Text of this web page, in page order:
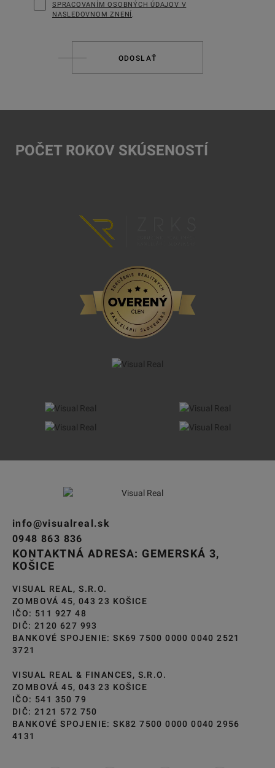
SPRACOVANÍM OSOBNÝCH ÚDAJOV V
NASLEDOVNOM ZNENÍ .
ODOSLAŤ
POČET ROKOV SKÚSENOSTÍ
info@visualreal.sk
0948 863 836
KONTAKTNÁ ADRESA: GEMERSKÁ 3,
KOŠICE
VISUAL REAL, S.R.O.
ZOMBOVÁ 45, 043 23 KOŠICE
IČO: 511 927 48
DIČ: 2120 627 993
BANKOVÉ SPOJENIE: SK69 7500 0000 0040 2521
3721
VISUAL REAL & FINANCES, S.R.O.
ZOMBOVÁ 45, 043 23 KOŠICE
IČO: 541 350 79
DIČ: 2121 572 750
BANKOVÉ SPOJENIE: SK82 7500 0000 0040 2956
4131